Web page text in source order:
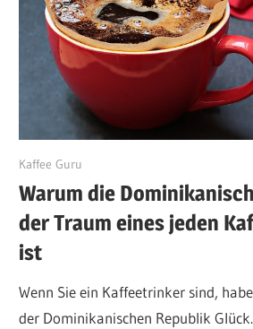
Dezember 6, 2023
Kaffee Guru
Warum die
der Traum eines jeden
ist
Wenn Sie ein Kaffeetrinker sind,
der Dominikanischen Republik